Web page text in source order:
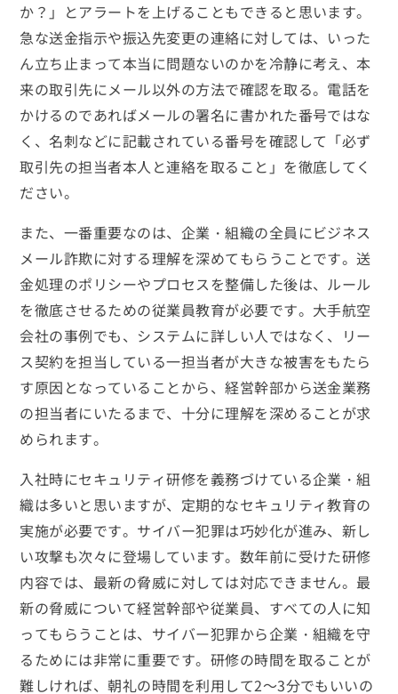
か？」とアラートを上げることもできると思います。
急な送金指示や振込先変更の連絡に対しては、いった
ん立ち止まって本当に問題ないのかを冷静に考え、本
来の取引先にメール以外の方法で確認を取る。電話を
かけるのであればメールの署名に書かれた番号ではな
く、名刺などに記載されている番号を確認して「必ず
取引先の担当者本人と連絡を取ること」を徹底してく
ださい。
また、一番重要なのは、企業・組織の全員にビジネス
メール詐欺に対する理解を深めてもらうことです。送
金処理のポリシーやプロセスを整備した後は、ルール
を徹底させるための従業員教育が必要です。大手航空
会社の事例でも、システムに詳しい人ではなく、リー
ス契約を担当している一担当者が大きな被害をもたら
す原因となっていることから、経営幹部から送金業務
の担当者にいたるまで、十分に理解を深めることが求
められます。
入社時にセキュリティ研修を義務づけている企業・組
織は多いと思いますが、定期的なセキュリティ教育の
実施が必要です。サイバー犯罪は巧妙化が進み、新し
い攻撃も次々に登場しています。数年前に受けた研修
内容では、最新の脅威に対しては対応できません。最
新の脅威について経営幹部や従業員、すべての人に知
ってもらうことは、サイバー犯罪から企業・組織を守
るためには非常に重要です。研修の時間を取ることが
難しければ、朝礼の時間を利用して2～3分でもいいの